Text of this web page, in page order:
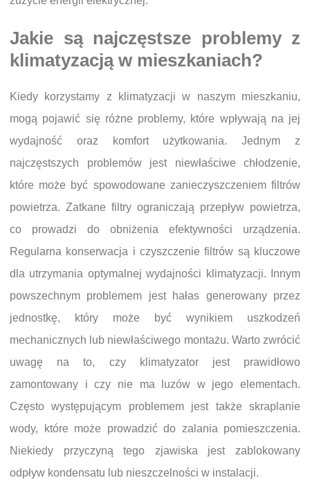
Jakie są najczęstsze problemy z
klimatyzacją w mieszkaniach?
Kiedy korzystamy z klimatyzacji w naszym mieszkaniu,
mogą pojawić się różne problemy, które wpływają na jej
wydajność oraz komfort użytkowania. Jednym z
najczęstszych problemów jest niewłaściwe chłodzenie,
które może być spowodowane zanieczyszczeniem filtrów
powietrza. Zatkane filtry ograniczają przepływ powietrza,
co prowadzi do obniżenia efektywności urządzenia.
Regularna konserwacja i czyszczenie filtrów są kluczowe
dla utrzymania optymalnej wydajności klimatyzacji. Innym
powszechnym problemem jest hałas generowany przez
jednostkę, który może być wynikiem uszkodzeń
mechanicznych lub niewłaściwego montażu. Warto zwrócić
uwagę na to, czy klimatyzator jest prawidłowo
zamontowany i czy nie ma luzów w jego elementach.
Często występującym problemem jest także skraplanie
wody, które może prowadzić do zalania pomieszczenia.
Niekiedy przyczyną tego zjawiska jest zablokowany
odpływ kondensatu lub nieszczelności w instalacji.